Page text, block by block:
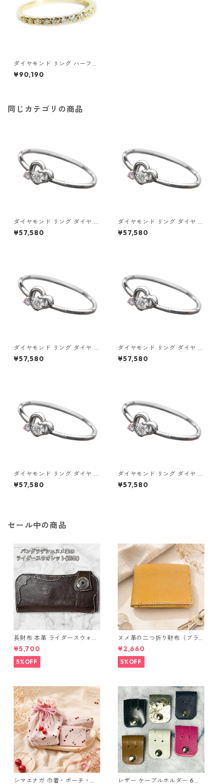
ダイヤモンド リング ハーフエ
タニティ 0.2ct 10.5号 K18イ
エローゴールド 0.2カラット
¥90,190
同じカテゴリの商品
ダイヤモンド リング ダイヤ ア
イスブルーダイヤ 合計0.06ct
8.5号 プラチナ Pt950 ハート
¥57,580
ダイヤモンド リング ダイヤ ア
イスブルーダイヤ 合計0.06ct
9号 プラチナ Pt950 ハートモ
¥57,580
ダイヤモンド リング ダイヤ ア
イスブルーダイヤ 合計0.06ct
9.5号 プラチナ Pt950 ハート
¥57,580
ダイヤモンド リング ダイヤ ア
イスブルーダイヤ 合計0.06ct
10号 プラチナ Pt950 ハート
¥57,580
ダイヤモンド リング ダイヤ ア
イスブルーダイヤ 合計0.06ct
10.5号 プラチナ Pt950 ハート
¥57,580
ダイヤモンド リング ダイヤ ア
イスブルーダイヤ 合計0.06ct
11号 プラチナ Pt950 ハートモ
¥57,580
セール中の商品
長財布 本革 ライダースウォレ
ット 国産 ヌメ革 ブラウン バ
ングラデシュ l175 レザー 革財
布 ハンドメイド 経年変化
¥5,700
5%OFF
ヌメ革の二つ折り財布（ブラ
ウン系）
¥2,660
5%OFF
シマエナガ 巾着・ポーチ・ミ
レザー ケーブルホルダー 6個